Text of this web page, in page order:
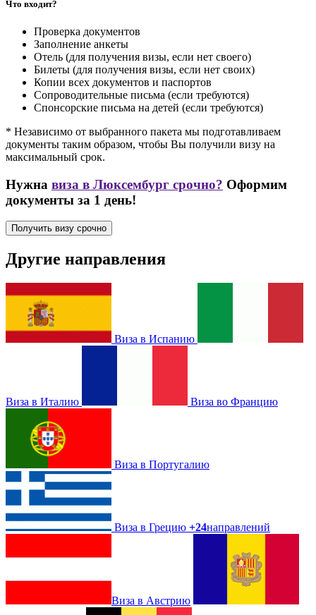
Что входит?
Проверка документов
Заполнение анкеты
Отель (для получения визы, если нет своего)
Билеты (для получения визы, если нет своих)
Копии всех документов и паспортов
Сопроводительные письма (если требуются)
Спонсорские письма на детей (если требуются)
* Независимо от выбранного пакета мы подготавливаем
документы таким образом, чтобы Вы получили визу на
максимальный срок.
Нужна виза в Люксембург срочно? Оформим
документы за 1 день!
Получить визу срочно
Другие направления
Виза в Испанию
Виза в Италию Виза во Францию
Виза в Португалию
Виза в Грецию +24направлений
Виза в Австрию